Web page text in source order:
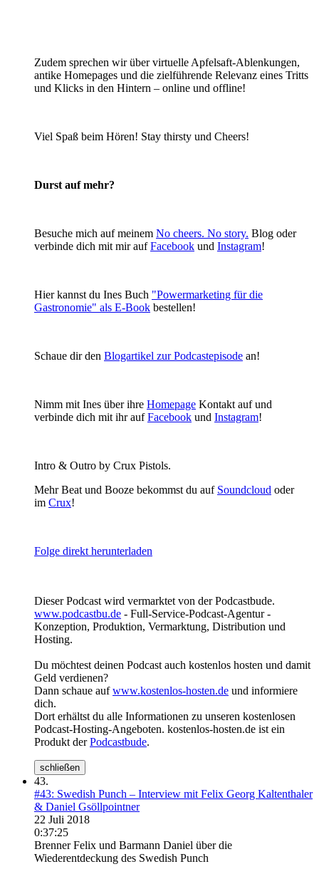
Zudem sprechen wir über virtuelle Apfelsaft-Ablenkungen,
antike Homepages und die zielführende Relevanz eines Tritts
und Klicks in den Hintern – online und offline!
Viel Spaß beim Hören! Stay thirsty und Cheers!
Durst auf mehr?
Besuche mich auf meinem No cheers. No story. Blog oder
verbinde dich mit mir aufFacebook und Instagram!
Hier kannst du Ines Buch "Powermarketing für die
Gastronomie" als E-Book bestellen!
Schaue dir den Blogartikel zur Podcastepisode an!
Nimm mit Ines über ihre Homepage Kontakt auf und
verbinde dich mit ihr aufFacebook und Instagram!
Intro & Outro by Crux Pistols.
Mehr Beat und Booze bekommst du auf Soundcloud oder
im Crux!
Folge direkt herunterladen
Dieser Podcast wird vermarktet von der Podcastbude.
www.podcastbu.de - Full-Service-Podcast-Agentur -
Konzeption, Produktion, Vermarktung, Distribution und
Hosting.
Du möchtest deinen Podcast auch kostenlos hosten und damit
Geld verdienen?
Dann schaue aufwww.kostenlos-hosten.de und informiere
dich.
Dort erhältst du alle Informationen zu unseren kostenlosen
Podcast-Hosting-Angeboten. kostenlos-hosten.de ist ein
Produkt derPodcastbude.
schließen
43.
#43: Swedish Punch – Interview mit Felix Georg Kaltenthaler
& Daniel Gsöllpointner
22 Juli 2018
0:37:25
Brenner Felix und Barmann Daniel über die
Wiederentdeckung des Swedish Punch